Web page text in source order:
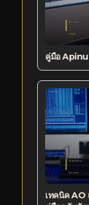
คู่มือ
เทคนิค AO